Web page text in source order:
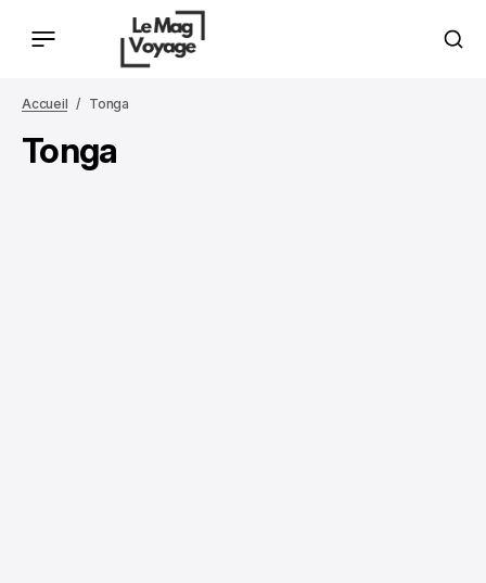
Accueil Tonga
Tonga